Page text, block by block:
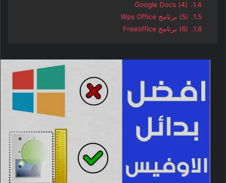
1.4.
(4) Google Docs
1.5.
(5) برنامج Wps Office
1.6.
(6) برنامج Freeoffice